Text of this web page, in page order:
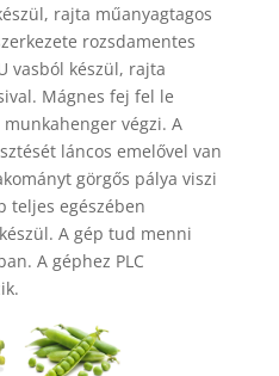
rajta műanyagtagos
rozsdamentes
vasból készül, rajta
Mágnes fej fel le
végzi. A
láncos emelővel van
görgős pálya viszi
teljes egészében
A gép tud menni
A géphez PLC